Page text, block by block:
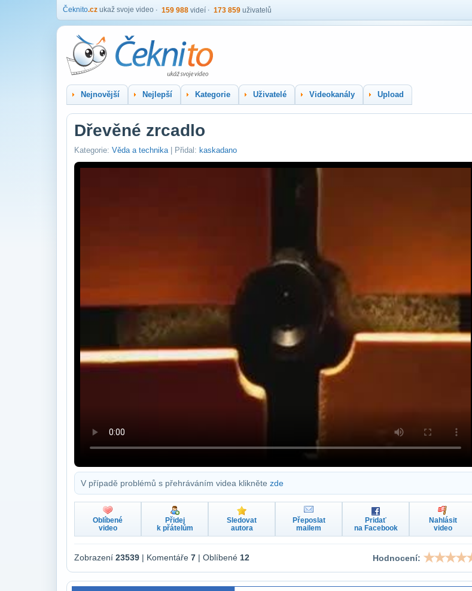
Čeknito.cz ukaž svoje video 159 988 videí 173 859 uživatelů
Nejnovější Nejlepší Kategorie Uživatelé Videokanály Upload
Dřevěné zrcadlo
Kategorie: Věda a technika| Přidal: kaskadano
V případě problémů s přehráváním videa klikněte zde
Oblíbené
video
Přidej
k přátelům
Sledovat
autora
Přeposlat
mailem
Pridať
na Facebook
Nahlásit
video
Zobrazení 23539 | Komentáře 7 | Oblíbené 12 Hodnocení: